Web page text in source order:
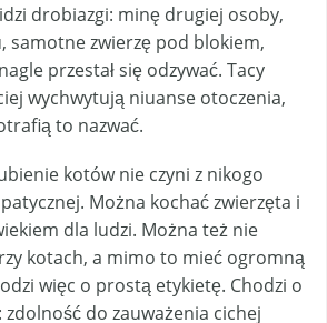
drobiazgi: minę drugiej osoby,
samotne zwierzę pod blokiem,
przestał się odzywać. Tacy
wychwytują niuanse otoczenia,
to nazwać.
kotów nie czyni z nikogo
Można kochać zwierzęta i
dla ludzi. Można też nie
kotach, a mimo to mieć ogromną
więc o prostą etykietę. Chodzi o
do zauważenia cichej